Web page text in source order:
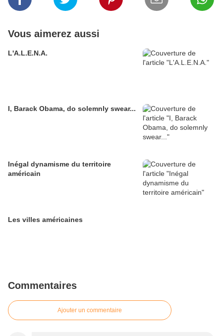
Vous aimerez aussi
L'A.L.E.N.A.
I, Barack Obama, do solemnly swear...
Inégal dynamisme du territoire
américain
Les villes américaines
Commentaires
Ajouter un commentaire